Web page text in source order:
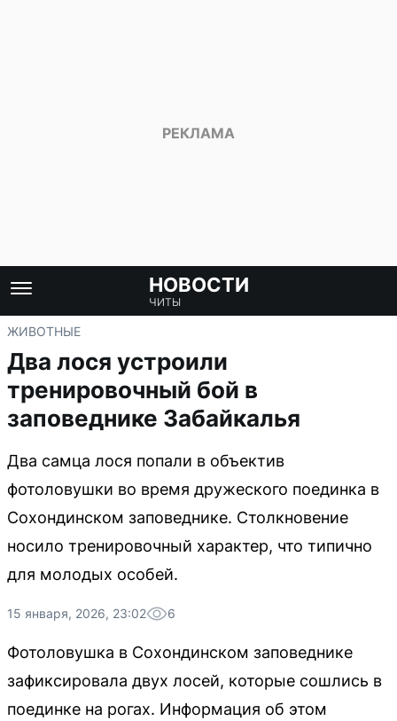
НОВОСТИ
ЧИТЫ
ЖИВОТНЫЕ
Два лося устроили
тренировочный бой в
заповеднике Забайкалья
Два самца лося попали в объектив
фотоловушки во время дружеского поединка в
Сохондинском заповеднике. Столкновение
носило тренировочный характер, что типично
для молодых особей.
15 января, 2026, 23:02 6
Фотоловушка в Сохондинском заповеднике
зафиксировала двух лосей, которые сошлись в
поединке на рогах. Информация об этом